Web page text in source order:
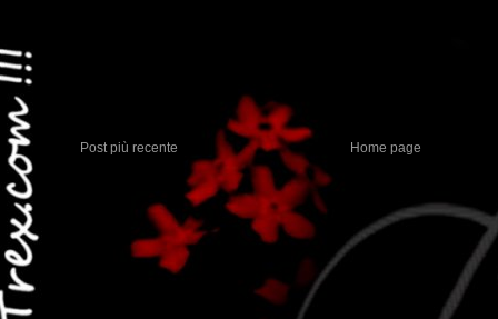
Post più recente Home page